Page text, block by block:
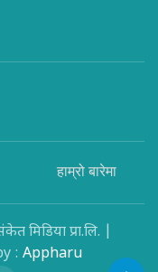
हाम्रो बारेमा
मिडिया प्रा.लि. |
: Appharu